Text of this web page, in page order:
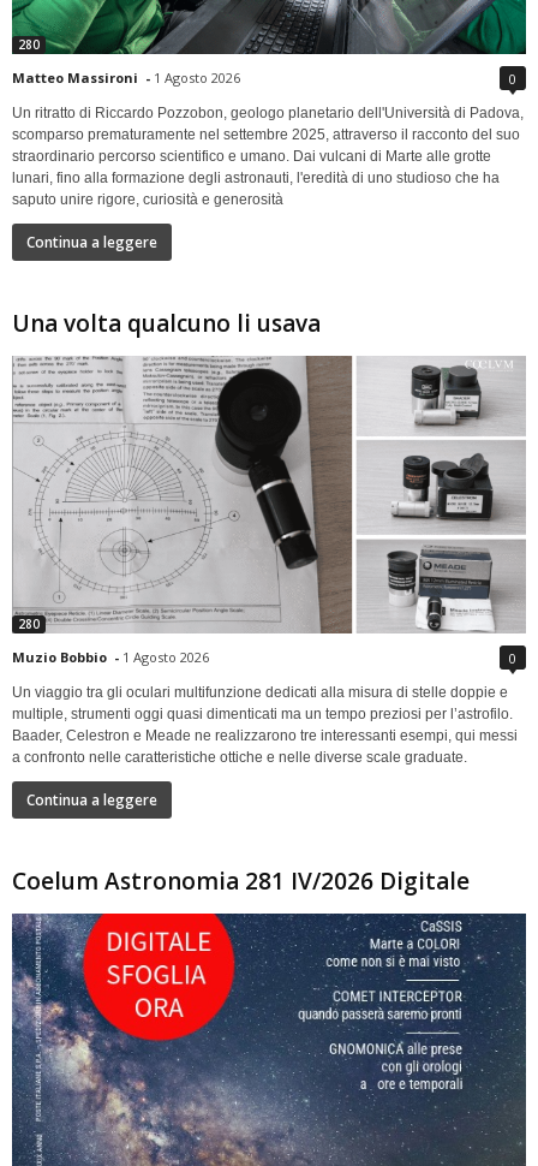
280
Matteo Massironi - 1 Agosto 2026 0
Un ritratto di Riccardo Pozzobon, geologo planetario dell'Università di Padova,
scomparso prematuramente nel settembre 2025, attraverso il racconto del suo
straordinario percorso scientifico e umano. Dai vulcani di Marte alle grotte
lunari, fino alla formazione degli astronauti, l'eredità di uno studioso che ha
saputo unire rigore, curiosità e generosità
Continua a leggere
Una volta qualcuno li usava
280
Muzio Bobbio - 1 Agosto 2026 0
Un viaggio tra gli oculari multifunzione dedicati alla misura di stelle doppie e
multiple, strumenti oggi quasi dimenticati ma un tempo preziosi per l’astrofilo.
Baader, Celestron e Meade ne realizzarono tre interessanti esempi, qui messi
a confronto nelle caratteristiche ottiche e nelle diverse scale graduate.
Continua a leggere
Coelum Astronomia 281 IV/2026 Digitale